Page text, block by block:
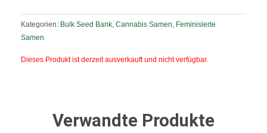
Kategorien: Bulk Seed Bank, Cannabis Samen, Feminisierte
Samen
Dieses Produkt ist derzeit ausverkauft und nicht verfügbar.
Verwandte Produkte